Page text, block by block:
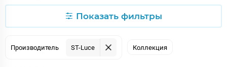
Показать фильтры
Производитель ST-Luce Коллекция